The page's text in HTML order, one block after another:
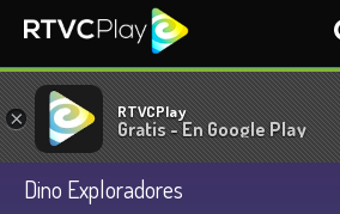
× RTVCPlay
Gratis - En Google Play
Dino Exploradores